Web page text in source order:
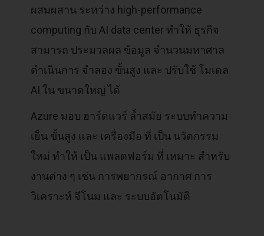
ผสมผสาน ระหว่าง high-performance
computing กับ AI data center ทำให้ ธุรกิจ
สามารถ ประมวลผล ข้อมูล จำนวนมหาศาล
ดำเนินการ จำลอง ขั้นสูง และ ปรับใช้ โมเดล
AI ใน ขนาดใหญ่ ได้
Azure มอบ ฮาร์ดแวร์ ล้ำสมัย ระบบทำความ
เย็น ขั้นสูง และ เครื่องมือ ที่ เป็น นวัตกรรม
ใหม่ ทำให้ เป็น แพลตฟอร์ม ที่ เหมาะ สำหรับ
งานต่าง ๆ เช่น การพยากรณ์ อากาศ การ
วิเคราะห์ จีโนม และ ระบบอัตโนมัติ